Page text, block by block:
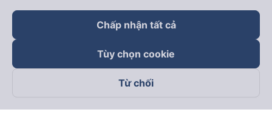
Theo dõi chúng tôi trên
Chấp nhận tất cả
Tùy chọn cookie
Từ chối